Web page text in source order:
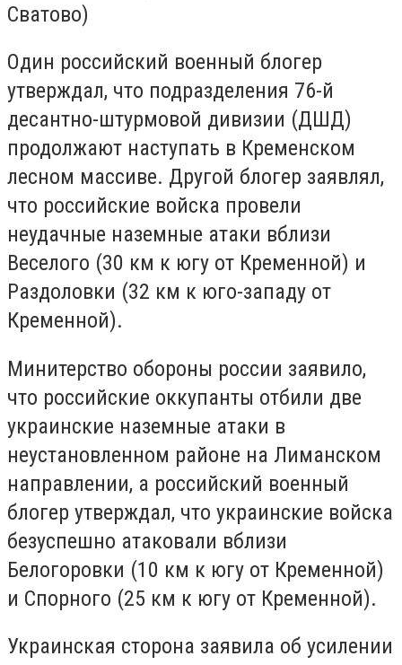
Сватово)
Один российский военный блогер
утверждал, что подразделения 76-й
десантно-штурмовой дивизии (ДШД)
продолжают наступать в Кременском
лесном массиве. Другой блогер заявлял,
что российские войска провели
неудачные наземные атаки вблизи
Веселого (30 км к югу от Кременной) и
Раздоловки (32 км к юго-западу от
Кременной).
Минитерство обороны россии заявило,
что российские оккупанты отбили две
украинские наземные атаки в
неустановленном районе на Лиманском
направлении, а российский военный
блогер утверждал, что украинские войска
безуспешно атаковали вблизи
Белогоровки (10 км к югу от Кременной)
и Спорного (25 км к югу от Кременной).
Украинская сторона заявила об усилении